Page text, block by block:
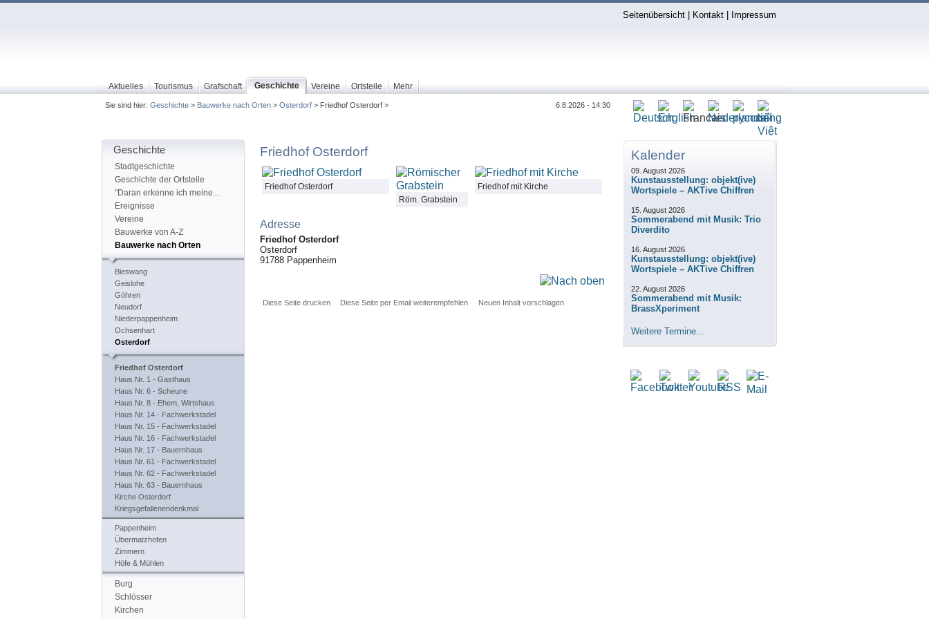
Seitenübersicht| Kontakt| Impressum
Aktuelles Tourismus Grafschaft Geschichte Vereine Ortsteile Mehr
Sie sind hier: Geschichte> Bauwerke nach Orten> Osterdorf> Friedhof Osterdorf > 6.8.2026 - 14:30
Geschichte
Stadtgeschichte
Geschichte der Ortsteile
"Daran erkenne ich meine...
Ereignisse
Vereine
Bauwerke von A-Z
Bauwerke nach Orten
Bieswang
Geislohe
Göhren
Neudorf
Niederpappenheim
Ochsenhart
Osterdorf
Friedhof Osterdorf
Haus Nr. 1 - Gasthaus
Haus Nr. 6 - Scheune
Haus Nr. 8 - Ehem, Wirtshaus
Haus Nr. 14 - Fachwerkstadel
Haus Nr. 15 - Fachwerkstadel
Haus Nr. 16 - Fachwerkstadel
Haus Nr. 17 - Bauernhaus
Haus Nr. 61 - Fachwerkstadel
Haus Nr. 62 - Fachwerkstadel
Haus Nr. 63 - Bauernhaus
Kirche Osterdorf
Kriegsgefallenendenkmal
Pappenheim
Übermatzhofen
Zimmern
Höfe & Mühlen
Burg
Schlösser
Kirchen
Kalender
09. August 2026
Kunstausstellung: objekt(ive)
Wortspiele – AKTive Chiffren
15. August 2026
Sommerabend mit Musik: Trio
Diverdito
16. August 2026
Kunstausstellung: objekt(ive)
Wortspiele – AKTive Chiffren
22. August 2026
Sommerabend mit Musik:
BrassXperiment
Weitere Termine...
Friedhof Osterdorf
Friedhof Osterdorf
Röm. Grabstein
Friedhof mit Kirche
Adresse
Friedhof Osterdorf
Osterdorf
91788 Pappenheim
Diese Seite drucken Diese Seite per Email weiterempfehlen Neuen Inhalt vorschlagen